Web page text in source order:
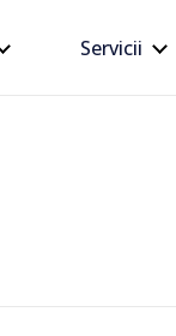
Servicii